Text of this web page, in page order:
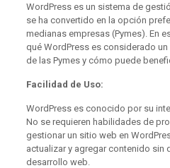
WordPress es un sistema de
se ha convertido en la opción
medianas empresas (Pymes). En
qué WordPress es considerado
de las Pymes y cómo puede
Facilidad de Uso:
WordPress es conocido por su
No se requieren habilidades de
gestionar un sitio web en
actualizar y agregar contenido sin
desarrollo web.